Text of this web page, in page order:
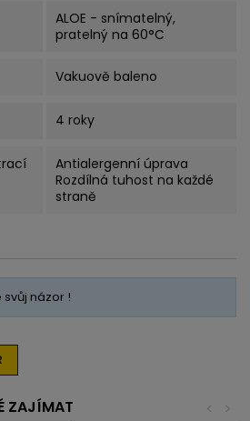
ALOE - snímatelný,
pratelný na 60°C
Vakuově baleno
4 roky
Antialergenní úprava
Rozdílná tuhost na každé
straně
názor !
ZAJÍMAT >
<